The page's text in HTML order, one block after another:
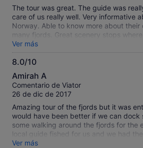
The tour was great. The guide was
care of us really well. Very informative
Norway. Able to know more about their
many fjords. Great scenery stops where
wonderful photos
Ver más
8.0/10
8.0
sobre
10
Amirah A
Comentario de Viator
26 de dic de 2017
Amazing tour of the fjords but it was
would have been better if we can dock
some walking around the fjords for the
local guide fished for us and we had the
Thank you!
Ver más